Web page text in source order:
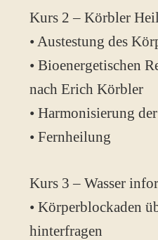
Kurs 2 – Körbler
• Austestung des
• Bioenergetischen
nach Erich Körbler
• Harmonisierung
• Fernheilung
Kurs 3 – Wasser
• Körperblockaden
hinterfragen